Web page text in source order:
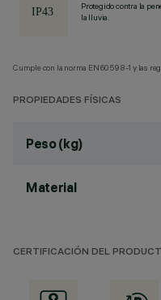
Protegido contra la
la lluvia.
Cumple con la norma EN60598-1 y las
PROPIEDADES FÍSICAS
Peso (kg)
Material
CERTIFICACIÓN DEL